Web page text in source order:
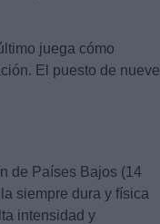
juega cómo
El puesto de nueve
de Países Bajos (14
siempre dura y física
intensidad y